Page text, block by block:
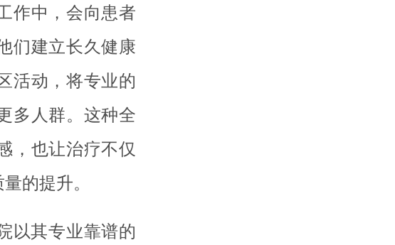
作中，会向患者
们建立长久健康
活动，将专业的
多人群。这种全
，也让治疗不仅
的提升。
以其专业靠谱的